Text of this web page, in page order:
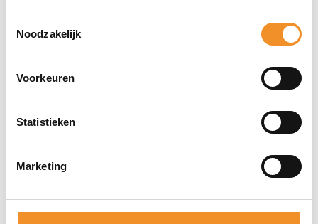
Noodzakelijk
Voorkeuren
Statistieken
Marketing
Direct erbij bestellen